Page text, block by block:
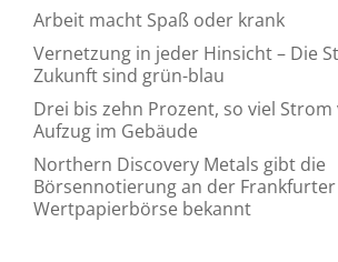
Arbeit macht Spaß oder krank
Vernetzung in jeder Hinsicht – Die
Zukunft sind grün-blau
Drei bis zehn Prozent, so viel
Aufzug im Gebäude
Northern Discovery Metals gibt die
Börsennotierung an der Frankfurter
Wertpapierbörse bekannt